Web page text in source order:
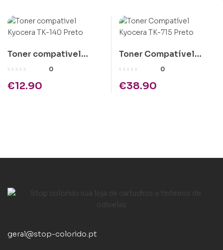
Toner compativel
Kyocera TK-140 Preto
0
€12.90
Toner Compatível
Kyocera TK-715 Preto
0
€38.90
geral@stop-colorido.pt